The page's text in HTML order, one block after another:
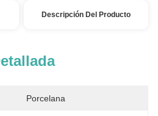
Descripción Del Producto
Porcelana